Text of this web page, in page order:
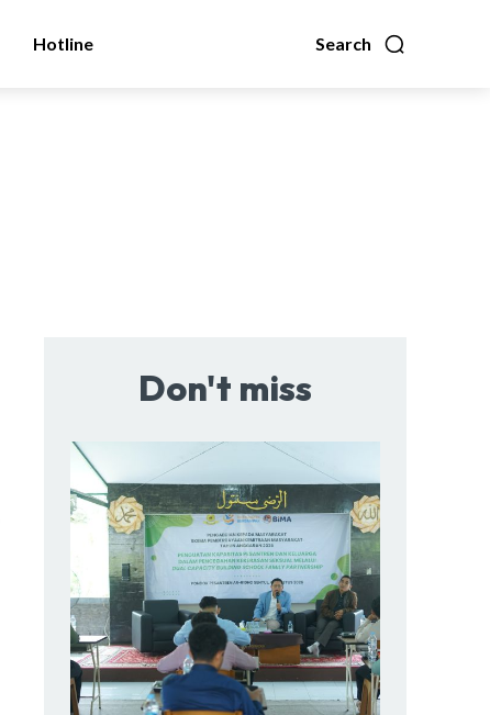
Search
Hotline
Don't miss